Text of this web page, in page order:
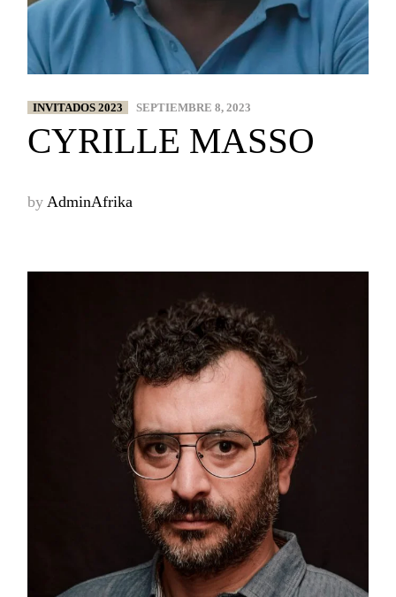
INVITADOS 2023 SEPTIEMBRE 8, 2023
CYRILLE MASSO
by AdminAfrika